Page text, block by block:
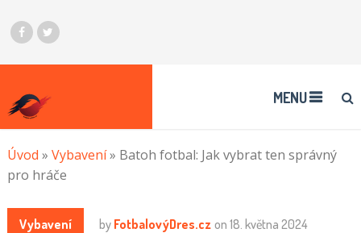
MENU
Úvod » Vybavení» Batoh fotbal: Jak vybrat ten správný
pro hráče
Vybavení by FotbalovýDres.cz on 18. května 2024